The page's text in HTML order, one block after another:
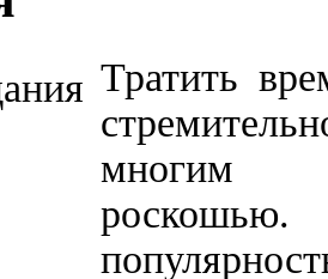
Тратить
многим